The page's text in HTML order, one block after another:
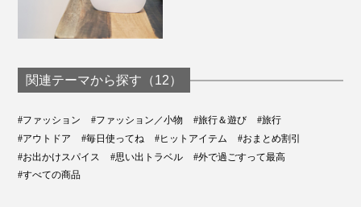
関連テーマから探す（12）
#ファッション #ファッション／小物 #旅行＆遊び
#旅行
#アウトドア
#毎日使ってね #ヒットアイテム
#おまとめ割引
#お出かけスパイス
#思い出トラベル
#外で過ごすって最高
#すべての商品